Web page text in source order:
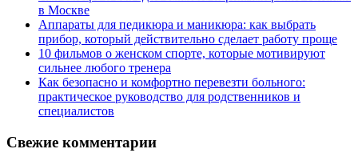
в Москве
Аппараты для педикюра и маникюра: как выбрать
прибор, который действительно сделает работу проще
10 фильмов о женском спорте, которые мотивируют
сильнее любого тренера
Как безопасно и комфортно перевезти больного:
практическое руководство для родственников и
специалистов
Свежие комментарии